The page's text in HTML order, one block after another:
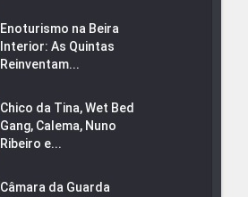
Enoturismo na Beira
Interior: As Quintas
Reinventam...
Chico da Tina, Wet Bed
Gang, Calema, Nuno
Ribeiro e...
Câmara da Guarda